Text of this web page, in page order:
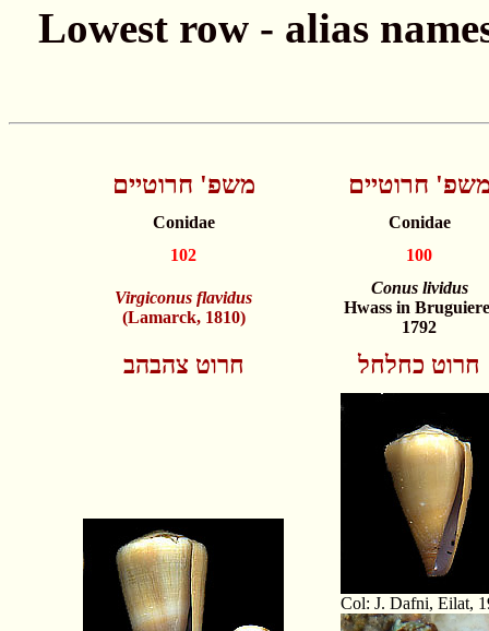
משפ' חרוטיים חרוטיים
Conidae
Conidae
102
100
Virgiconus flavidus
(Lamarck, 1810)
Conus lividus
Hwass in
1792
חרוט צהבהב חרוט כחלחל
Col: J. Dafni, Eilat,